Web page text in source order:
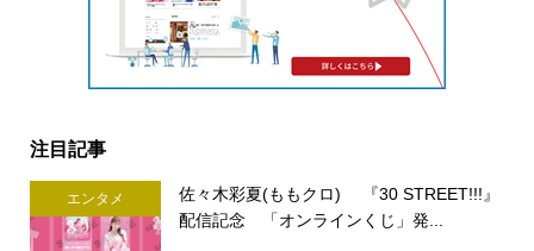
注目記事
エンタメ
佐々木彩夏(ももクロ) 『30 STREET!!!』
配信記念 「オンラインくじ」発...